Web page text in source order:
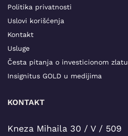
Politika privatnosti
Uslovi korišćenja
Kontakt
Usluge
Česta pitanja o investicionom zlatu
Insignitus GOLD u medijima
KONTAKT
Kneza Mihaila 30 / V / 509